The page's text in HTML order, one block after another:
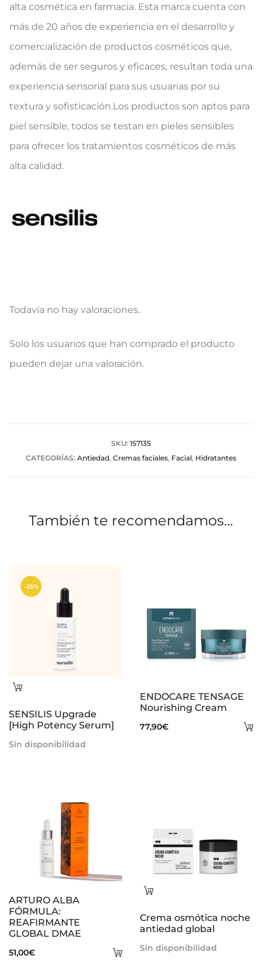
alta cosmética en farmacia. Esta marca cuenta con
más de 20 años de experiencia en el desarrollo y
comercialización de productos cosméticos que,
además de ser seguros y eficaces, resultan toda una
experiencia sensorial para sus usuarias por su
textura y sofisticación.Los productos son aptos para
piel sensible, todos se testan en pieles sensibles
para ofrecer los tratamientos cosméticos de más
alta calidad.
V
a
Todavía no hay valoraciones.
Solo los usuarios que han comprado el producto
pueden dejar una valoración.
SKU: 157135
CATEGORÍAS: Antiedad, Cremas faciales, Facial, Hidratantes
También te recomendamos…
-25%
Leer
SENSILIS Upgrade
[High Potency Serum]
Sin disponibilidad
ENDOCARE TENSAGE
Nourishing Cream
77,90€
Añadir
ARTURO ALBA
FÓRMULA:
REAFIRMANTE
GLOBAL DMAE
51,00€
Leer
Crema osmótica noche
antiedad global
Sin disponibilidad